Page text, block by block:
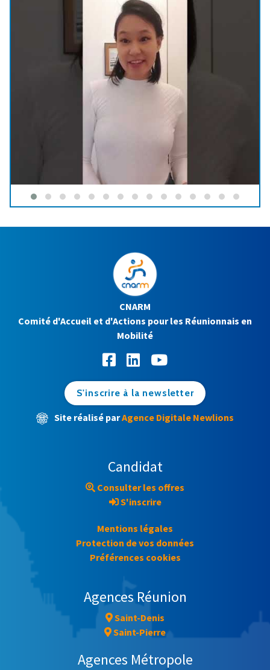
Agences Réunion
Saint-Denis
Saint-Pierre
Agences Métropole
CNARM
Comité d'Accueil et d'Actions pour les Réunionnais en
Mobilité
S'inscrire à la newsletter
Site réalisé parAgence Digitale Newlions
Candidat
Consulter les offres
S'inscrire
Mentions légales
Protection de vos données
Préférences cookies